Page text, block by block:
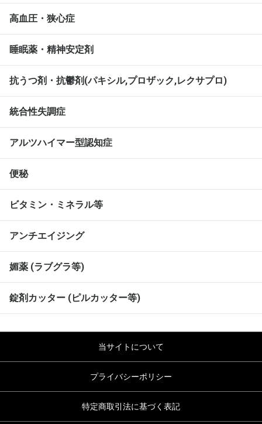
高血圧・狭心症
睡眠薬・精神安定剤
抗うつ剤・抗鬱剤(パキシル,プロザック,レクサプロ)
統合性失調症
アルツハイマー型認知症
便秘
ビタミン・ミネラル等
アンチエイジング
媚薬 (ラブグラ等)
錠剤カッター (ピルカッター等)
当サイトについて
プライバシーポリシー
特定商取引法に基づく表記